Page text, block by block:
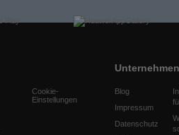
Cookie-
Einstellungen
Unternehmen
Blog
Impressum
Datenschutz